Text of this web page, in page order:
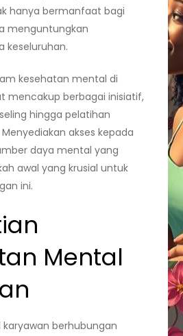
hanya bermanfaat bagi
menguntungkan
keseluruhan.
kesehatan mental di
mencakup berbagai inisiatif,
hingga pelatihan
akses kepada
daya mental yang
awal yang krusial untuk
ini.
Mental
berhubungan